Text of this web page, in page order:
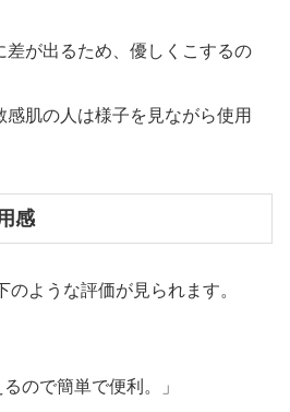
差が出るため、優しくこするの
肌の人は様子を見ながら使用
感
ような評価が見られます。
るので簡単で便利。」